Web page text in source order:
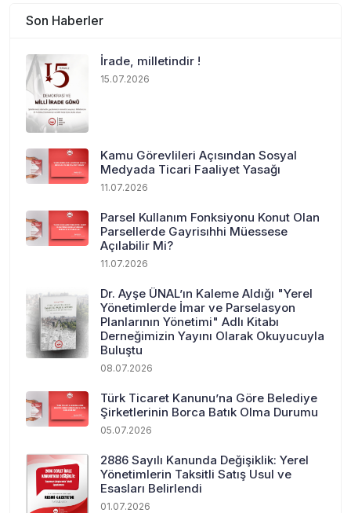
Son Haberler
İrade, milletindir !
15.07.2026
Kamu Görevlileri Açısından Sosyal
Medyada Ticari Faaliyet Yasağı
11.07.2026
Parsel Kullanım Fonksiyonu Konut Olan
Parsellerde Gayrisıhhi Müessese
Açılabilir Mi?
11.07.2026
Dr. Ayşe ÜNAL’ın Kaleme Aldığı "Yerel
Yönetimlerde İmar ve Parselasyon
Planlarının Yönetimi" Adlı Kitabı
Derneğimizin Yayını Olarak Okuyucuyla
Buluştu
08.07.2026
Türk Ticaret Kanunu’na Göre Belediye
Şirketlerinin Borca Batık Olma Durumu
05.07.2026
2886 Sayılı Kanunda Değişiklik: Yerel
Yönetimlerin Taksitli Satış Usul ve
Esasları Belirlendi
01.07.2026